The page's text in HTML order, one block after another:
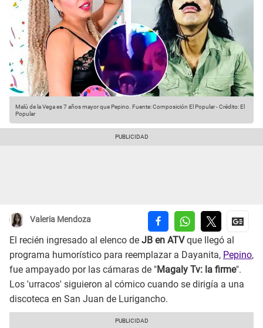
Malú de la Vega es 7 años mayor que Pepino. Fuente: Composición El Popular-Crédito: El
Popular
Valeria Mendoza
El recién ingresado al elenco de JB en ATVque llegó al
programa humorístico para reemplazar a Dayanita, Pepino,
fue ampayado por las cámaras de "Magaly Tv: la firme".
Los 'urracos' siguieron al cómico cuando se dirigía a una
discoteca en San Juan de Lurigancho.